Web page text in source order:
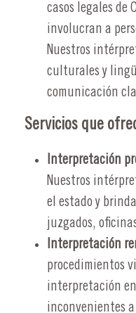
casos legales de
involucran a
Nuestros
culturales y
comunicación
Servicios que
Interpretación
Nuestros
el estado y
juzgados,
Interpretación
procedimientos
interpretación
inconvenientes